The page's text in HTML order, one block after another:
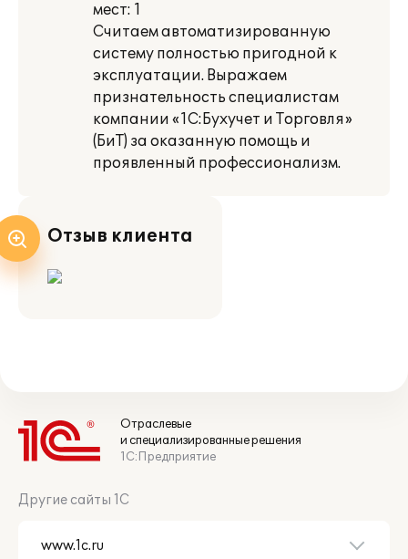
мест: 1
Считаем автоматизированную
систему полностью пригодной к
эксплуатации. Выражаем
признательность специалистам
компании «1С:Бухучет и Торговля»
(БиТ) за оказанную помощь и
проявленный профессионализм.
Отзыв клиента
Отраслевые
и специализированные решения
1С:Предприятие
Другие сайты 1С